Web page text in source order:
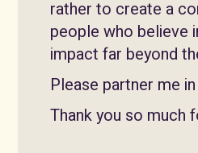
rather to create a
people who believe
impact far beyond
Please partner me
Thank you so much